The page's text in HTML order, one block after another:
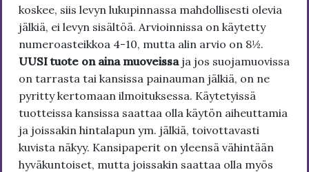
koskee, siis levyn lukupinnassa mahdollisesti olevia
jälkiä, ei levyn sisältöä. Arvioinnissa on käytetty
numeroasteikkoa 4-10, mutta alin arvio on 8½.
UUSI tuote on aina muoveissa ja jos suojamuovissa
on tarrasta tai kansissa painauman jälkiä, on ne
pyritty kertomaan ilmoituksessa. Käytetyissä
tuotteissa kansissa saattaa olla käytön aiheuttamia
ja joissakin hintalapun ym. jälkiä, toivottavasti
kuvista näkyy. Kansipaperit on yleensä vähintään
hyväkuntoiset, mutta joissakin saattaa olla myös